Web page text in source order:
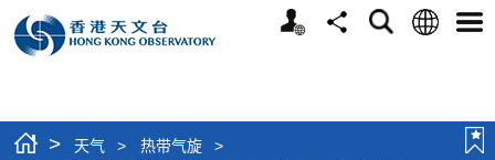
个
分
搜
语
选
> 天气 > 热带气旋
>